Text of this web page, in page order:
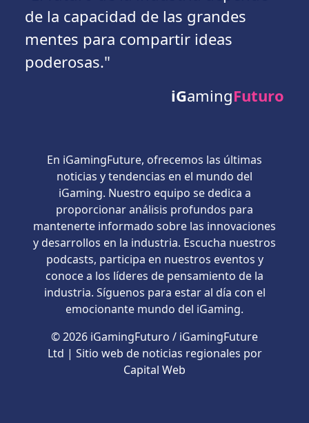
de la capacidad de las grandes
mentes para compartir ideas
poderosas."
iGamingFuturo
En iGamingFuture, ofrecemos las últimas
noticias y tendencias en el mundo del
iGaming. Nuestro equipo se dedica a
proporcionar análisis profundos para
mantenerte informado sobre las innovaciones
y desarrollos en la industria. Escucha nuestros
podcasts, participa en nuestros eventos y
conoce a los líderes de pensamiento de la
industria. Síguenos para estar al día con el
emocionante mundo del iGaming.
© 2026 iGamingFuturo / iGamingFuture
Ltd | Sitio web de noticias regionales por
Capital Web